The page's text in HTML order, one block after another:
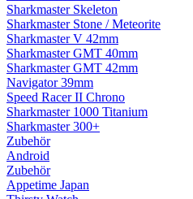
Sharkmaster Skeleton
Sharkmaster Stone / Meteorite
Sharkmaster V 42mm
Sharkmaster GMT 40mm
Sharkmaster GMT 42mm
Navigator 39mm
Speed Racer II Chrono
Sharkmaster 1000 Titanium
Sharkmaster 300+
Zubehör
Android
Zubehör
Appetime Japan